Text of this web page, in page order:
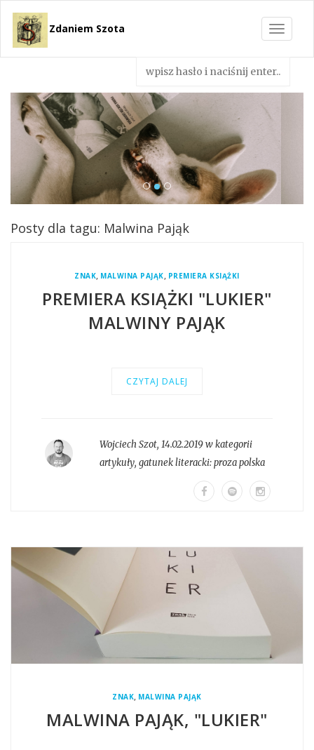
Toggle
Zdaniem Szota
Posty dla tagu: Malwina Pająk
ZNAK, MALWINA PAJĄK, PREMIERA KSIĄŻKI
PREMIERA KSIĄŻKI "LUKIER"
MALWINY PAJĄK
CZYTAJ DALEJ
Wojciech Szot, 14.02.2019 w kategorii
artykuły, gatunek literacki:proza polska
ZNAK, MALWINA PAJĄK
MALWINA PAJĄK, "LUKIER"